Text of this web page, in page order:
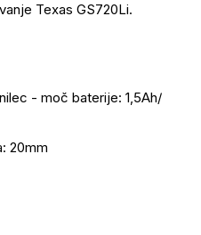
Texas GS720Li.
- moč baterije: 1,5Ah/
20mm